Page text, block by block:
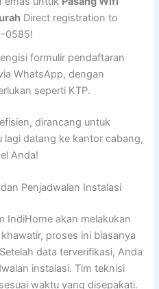
Direct registration to
0585!
formulir pendaftaran
WhatsApp, dengan
seperti KTP.
dirancang untuk
lagi datang ke kantor cabang,
Anda!
Penjadwalan Instalasi
IndiHome akan melakukan
proses ini biasanya
data terverifikasi, Anda
instalasi. Tim teknisi
waktu yang disepakati.